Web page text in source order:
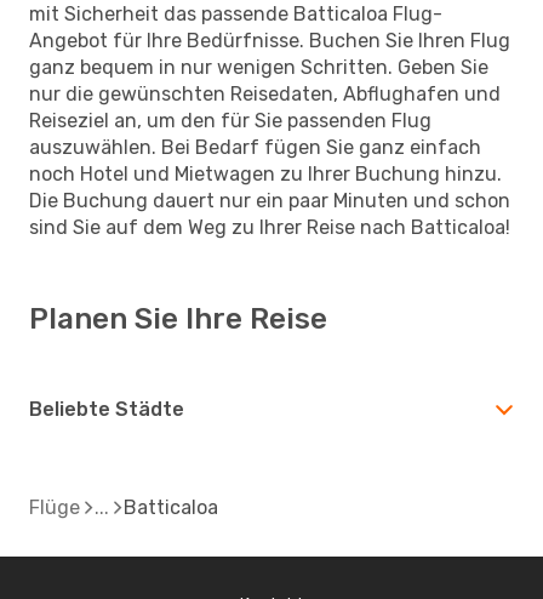
mit Sicherheit das passende Batticaloa Flug-
Angebot für Ihre Bedürfnisse. Buchen Sie Ihren Flug
ganz bequem in nur wenigen Schritten. Geben Sie
nur die gewünschten Reisedaten, Abflughafen und
Reiseziel an, um den für Sie passenden Flug
auszuwählen. Bei Bedarf fügen Sie ganz einfach
noch Hotel und Mietwagen zu Ihrer Buchung hinzu.
Die Buchung dauert nur ein paar Minuten und schon
sind Sie auf dem Weg zu Ihrer Reise nach Batticaloa!
Planen Sie Ihre Reise
Beliebte Städte
Flüge Batticaloa